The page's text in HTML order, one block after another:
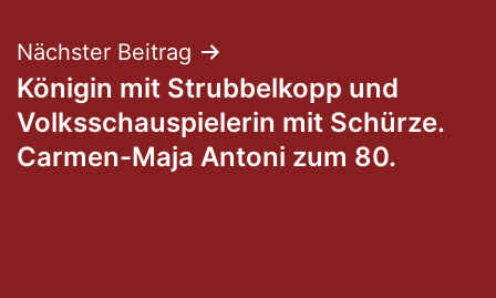
Nächster Beitrag
Königin mit Strubbelkopp und
Volksschauspielerin mit Schürze.
Carmen-Maja Antoni zum 80.